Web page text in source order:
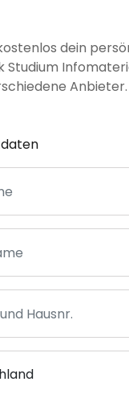
dein
Studium
Anbieter.